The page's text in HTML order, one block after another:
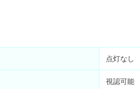
点灯なし
視認可能